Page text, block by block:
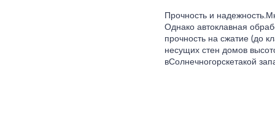
Прочность и надежность.
Однако автоклавная
прочность на сжатие (до
несущих стен домов
вСолнечногорскетакой